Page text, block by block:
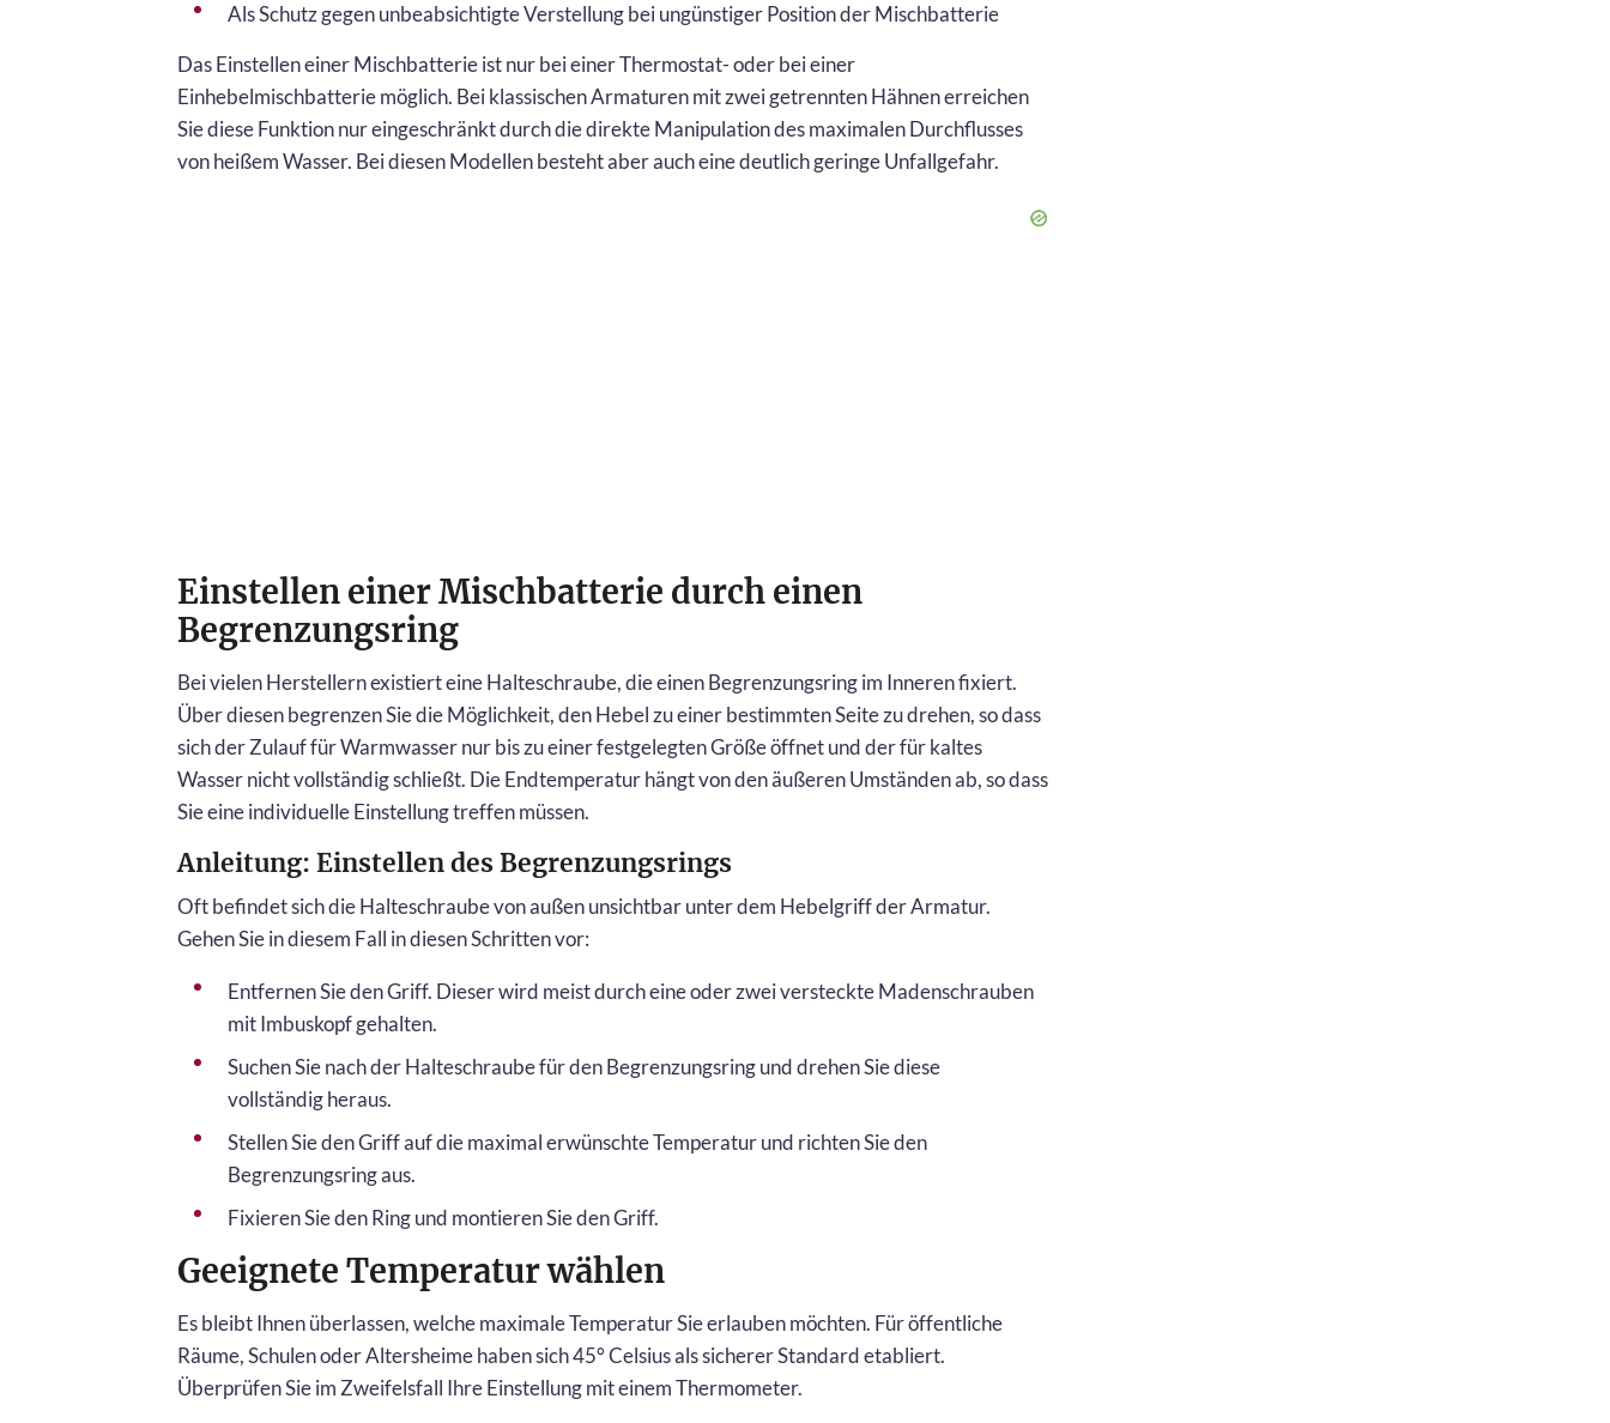
Als Schutz gegen unbeabsichtigte Verstellung bei ungünstiger Position der Mischbatterie
Das Einstellen einer Mischbatterie ist nur bei einer Thermostat- oder bei einer
Einhebelmischbatterie möglich. Bei klassischen Armaturen mit zwei getrennten Hähnen erreichen
Sie diese Funktion nur eingeschränkt durch die direkte Manipulation des maximalen Durchflusses
von heißem Wasser. Bei diesen Modellen besteht aber auch eine deutlich geringe Unfallgefahr.
Einstellen einer Mischbatterie durch einen
Begrenzungsring
Bei vielen Herstellern existiert eine Halteschraube, die einen Begrenzungsring im Inneren fixiert.
Über diesen begrenzen Sie die Möglichkeit, den Hebel zu einer bestimmten Seite zu drehen, so dass
sich der Zulauf für Warmwasser nur bis zu einer festgelegten Größe öffnet und der für kaltes
Wasser nicht vollständig schließt. Die Endtemperatur hängt von den äußeren Umständen ab, so dass
Sie eine individuelle Einstellung treffen müssen.
Anleitung: Einstellen des Begrenzungsrings
Oft befindet sich die Halteschraube von außen unsichtbar unter dem Hebelgriff der Armatur.
Gehen Sie in diesem Fall in diesen Schritten vor:
Entfernen Sie den Griff. Dieser wird meist durch eine oder zwei versteckte Madenschrauben
mit Imbuskopf gehalten.
Suchen Sie nach der Halteschraube für den Begrenzungsring und drehen Sie diese
vollständig heraus.
Stellen Sie den Griff auf die maximal erwünschte Temperatur und richten Sie den
Begrenzungsring aus.
Fixieren Sie den Ring und montieren Sie den Griff.
Geeignete Temperatur wählen
Es bleibt Ihnen überlassen, welche maximale Temperatur Sie erlauben möchten. Für öffentliche
Räume, Schulen oder Altersheime haben sich 45° Celsius als sicherer Standard etabliert.
Überprüfen Sie im Zweifelsfall Ihre Einstellung mit einem Thermometer.